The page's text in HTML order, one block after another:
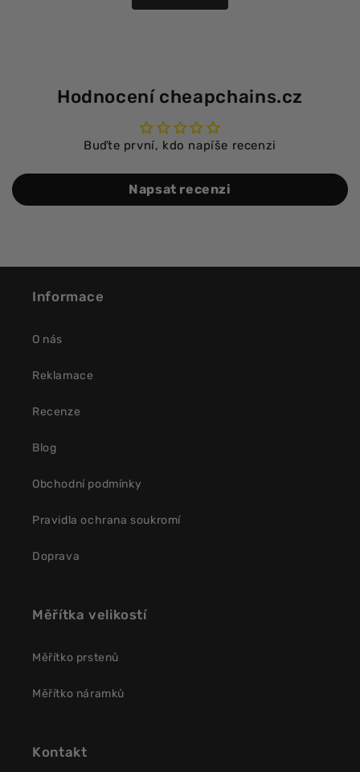
Hodnocení cheapchains.cz
Buďte první, kdo napíše recenzi
Napsat recenzi
Informace
O nás
Reklamace
Recenze
Blog
Obchodní podmínky
Pravidla ochrana soukromí
Doprava
Měřítka velikostí
Měřítko prstenů
Měřítko náramků
Kontakt